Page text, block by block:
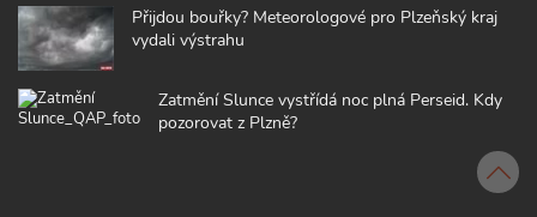
Přijdou bouřky? Meteorologové pro Plzeňský kraj
vydali výstrahu
Zatmění Slunce vystřídá noc plná Perseid. Kdy
pozorovat z Plzně?